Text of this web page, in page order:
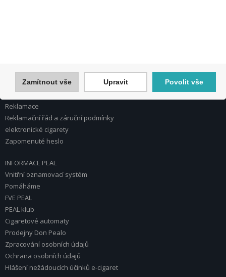
Přihlášení
Nápověda k registraci a nákupu
Obchodní podmínky
Reklamace
Reklamační řád a záruční podmínky
elektronické cigarety
Zapomenuté heslo
INFORMACE PEAL
Vnitřní oznamovací systém
Pomáháme
FVE PEAL
PEAL klub
Cigaretové automaty
Prodejny Don Pealo
Zpracování osobních údajů
Ochrana osobních údajů
Hlášení nežádoucích účinků e-cigaret
Zamítnout vše Upravit Povolit vše